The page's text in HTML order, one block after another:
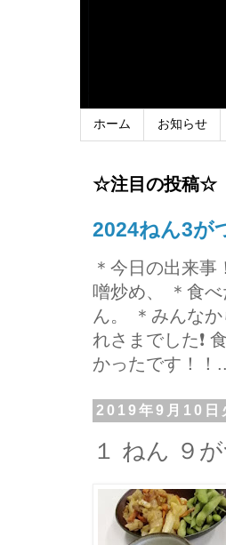
ホーム お知らせ
☆注目の投稿☆
2024ねん3が
＊今日の出来
噌炒め、 ＊食
ん。 ＊みんな
れさまでした❗
かったです！！
2019年9月10日
１ ねん ９